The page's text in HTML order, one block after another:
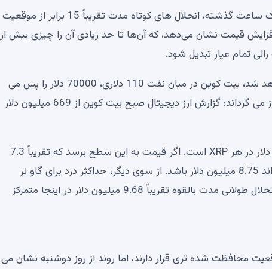
این الگو در تمام دوره های زمانی اصلی تکرار می شود. حتی در یک ساعت گذشته، انحلال های کوتاه مدت تقریباً 15 برابر از موقعیت
قیمت نشان می‌دهد، که آن‌ها تا حد زیادی آن را چیزی بیش از
تمام عیار تبدیل شود.
نقش XRP در “اینترنت ارزش” توکیو منجر به اجلاس XRPL خواهد شد، بیت کوین در میان نفت 110 دلاری، 70000 دلار را پس می
گیرد، Revolut 460 میلیارد Shiba Inu (SHIB) را از Coinbase باز می گرداند: گزارش ارز دیجیتال صبح بیت کوین از 669 میلیون دلار
به اصطلاح حداکثر سطح درد برای خرس ها در حال حاضر 1.44 دلار در هر XRP است. اگر قیمت به این سطح برسد که تقریباً 7.3
درصد بیشتر است، نقدینگی کوتاه مدت در مشتقات XRP می تواند 8.75 میلیون دلار باشد. از سوی دیگر، حداکثر درد برای گاو نر
1.27 دلار است که تنها 5.38 درصد کمتر از قیمت فعلی است. انحلال طولانی مدت بالقوه تقریباً 9.68 میلیون دلار در اینجا متمرکز
محافظت شده تری قرار دارند، اما روند از روز دوشنبه نشان می